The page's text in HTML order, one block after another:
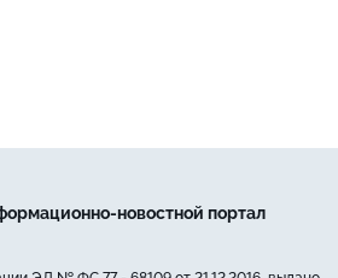
новостной портал